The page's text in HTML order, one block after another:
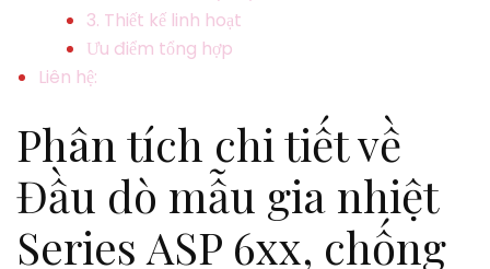
3. Thiết kế linh hoạt
Ưu điểm tổng hợp
Liên hệ:
Phân tích chi tiết về
Đầu dò mẫu gia nhiệt
Series ASP 6xx, chống